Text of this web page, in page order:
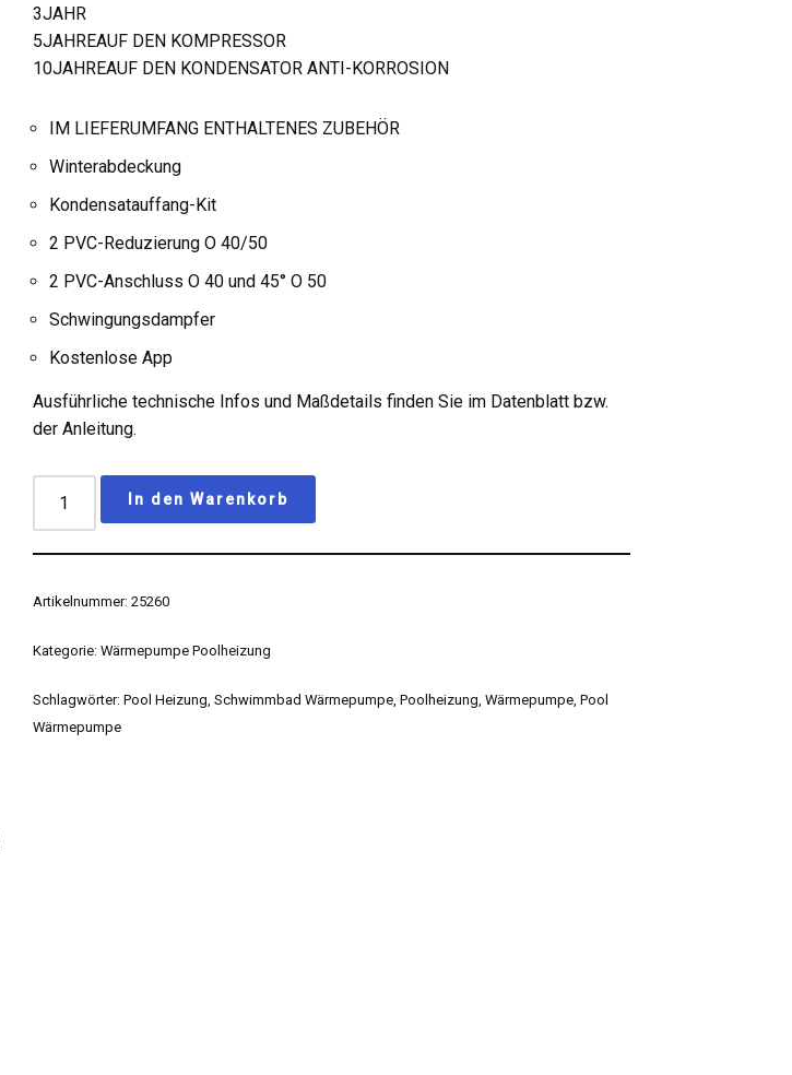
3JAHR
5JAHREAUF DEN KOMPRESSOR
10JAHREAUF DEN KONDENSATOR ANTI-KORROSION
IM LIEFERUMFANG ENTHALTENES ZUBEHÖR
Winterabdeckung
Kondensatauffang-Kit
2 PVC-Reduzierung O 40/50
2 PVC-Anschluss O 40 und 45° O 50
Schwingungsdampfer
Kostenlose App
Ausführliche technische Infos und Maßdetails finden Sie im Datenblatt bzw.
der Anleitung.
In den Warenkorb
Artikelnummer:25260
Kategorie:Wärmepumpe Poolheizung
Schlagwörter:Pool Heizung,Schwimmbad Wärmepumpe,Poolheizung,Wärmepumpe,Pool
Wärmepumpe